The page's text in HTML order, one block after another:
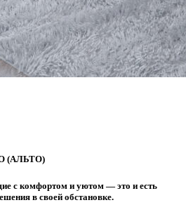
(АЛЬТО)
с комфортом и уютом — это и есть
в своей обстановке.